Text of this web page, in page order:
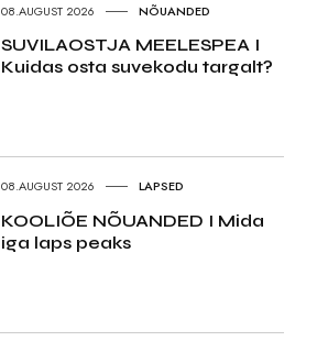
08.AUGUST 2026 NÕUANDED
SUVILAOSTJA MEELESPEA I
Kuidas osta suvekodu targalt?
08.AUGUST 2026 LAPSED
KOOLIÕE NÕUANDED I Mida
iga laps peaks